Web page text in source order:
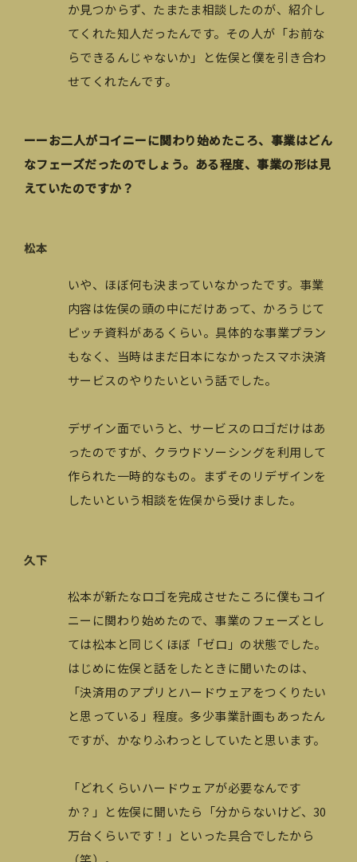
か見つからず、たまたま相談したのが、紹介し
てくれた知人だったんです。その人が「お前な
らできるんじゃないか」と佐俣と僕を引き合わ
せてくれたんです。
ーーお二人がコイニーに関わり始めたころ、事業はどん
なフェーズだったのでしょう。ある程度、事業の形は見
えていたのですか？
松本
いや、ほぼ何も決まっていなかったです。事業
内容は佐俣の頭の中にだけあって、かろうじて
ピッチ資料があるくらい。具体的な事業プラン
もなく、当時はまだ日本になかったスマホ決済
サービスのやりたいという話でした。
デザイン面でいうと、サービスのロゴだけはあ
ったのですが、クラウドソーシングを利用して
作られた一時的なもの。まずそのリデザインを
したいという相談を佐俣から受けました。
久下
松本が新たなロゴを完成させたころに僕もコイ
ニーに関わり始めたので、事業のフェーズとし
ては松本と同じくほぼ「ゼロ」の状態でした。
はじめに佐俣と話をしたときに聞いたのは、
「決済用のアプリとハードウェアをつくりたい
と思っている」程度。多少事業計画もあったん
ですが、かなりふわっとしていたと思います。
「どれくらいハードウェアが必要なんです
か？」と佐俣に聞いたら「分からないけど、30
万台くらいです！」といった具合でしたから